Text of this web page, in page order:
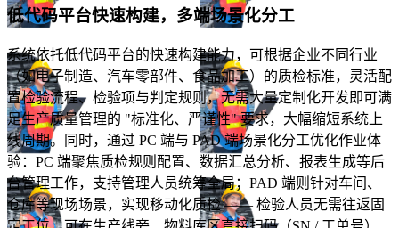
低代码平台快速构建，多端场景化分工
系统依托低代码平台的快速构建能力，可根据企业不同行业
（如电子制造、汽车零部件、食品加工）的质检标准，灵活配
置检验流程、检验项与判定规则，无需大量定制化开发即可满
足生产质量管理的 "标准化、严谨性" 要求，大幅缩短系统上
线周期。同时，通过 PC 端与 PAD 端场景化分工优化作业体
验：PC 端聚焦质检规则配置、数据汇总分析、报表生成等后
台管理工作，支持管理人员统筹全局；PAD 端则针对车间、
仓库等现场场景，实现移动化质检 —— 检验人员无需往返固